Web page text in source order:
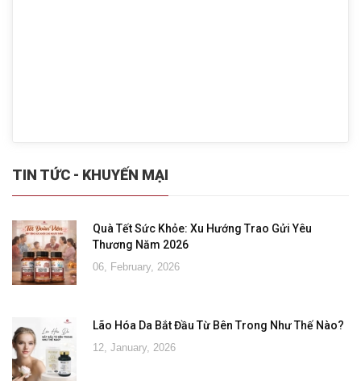
TIN TỨC - KHUYẾN MẠI
Quà Tết Sức Khỏe: Xu Hướng Trao Gửi Yêu
Thương Năm 2026
06, February, 2026
Lão Hóa Da Bắt Đầu Từ Bên Trong Như Thế Nào?
12, January, 2026